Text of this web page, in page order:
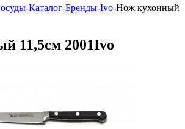
-Каталог-Бренды-Ivo-Нож кухонный
11,5см 2001Ivo